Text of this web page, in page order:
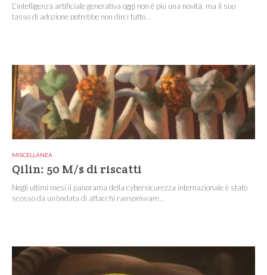
L’intelligenza artificiale generativa oggi non è più una novità, ma il suo
tasso di adozione potrebbe non dirci tutto...
MISCELLANEA
Qilin: 50 M/$ di riscatti
Negli ultimi mesi il panorama della cybersicurezza internazionale è stato
scosso da un’ondata di attacchi ransomware...